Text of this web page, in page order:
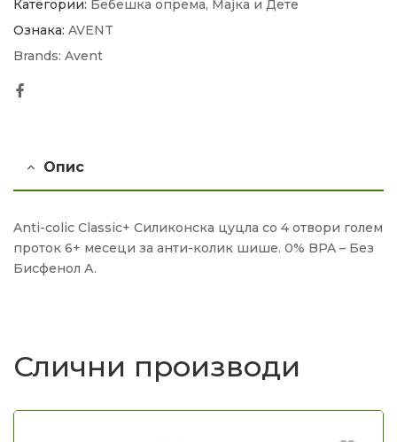
Категории: Бебешка опрема, Мајка и Дете
Ознака: AVENT
Brands: Avent
Опис
Anti-colic Classic+ Силиконска цуцла со 4 отвори голем
проток 6+ месеци за анти-колик шише. 0% BPA – Без
Бисфенол А.
Слични производи